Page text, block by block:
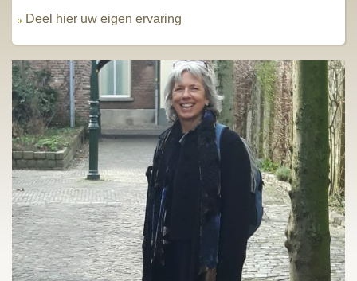
Deel hier uw eigen ervaring